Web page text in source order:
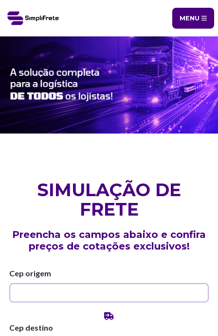
MENU
SIMULAÇÃO DE
FRETE
Preencha os campos abaixo e confira
preços de cotações exclusivos!
Cep origem
Cep destino